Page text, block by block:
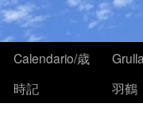
Calendario/歳
時記
羽鶴